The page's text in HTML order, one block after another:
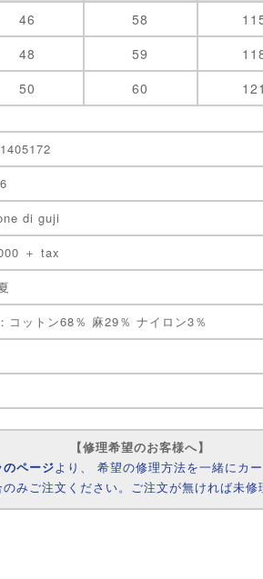
46 58
48 59
50 60 121
di guji
＋ tax
コットン68％ 麻29％ ナイロン3％
【修理希望のお客様へ】
のページより、 希望の修理方法を一緒にカ
みご注文ください。ご注文が無ければ未修